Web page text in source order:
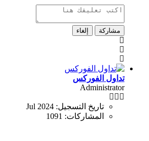
مشاركة إلغاء
تداول الفوركس
Administrator
تاريخ التسجيل: Jul 2024
المشاركات: 1091